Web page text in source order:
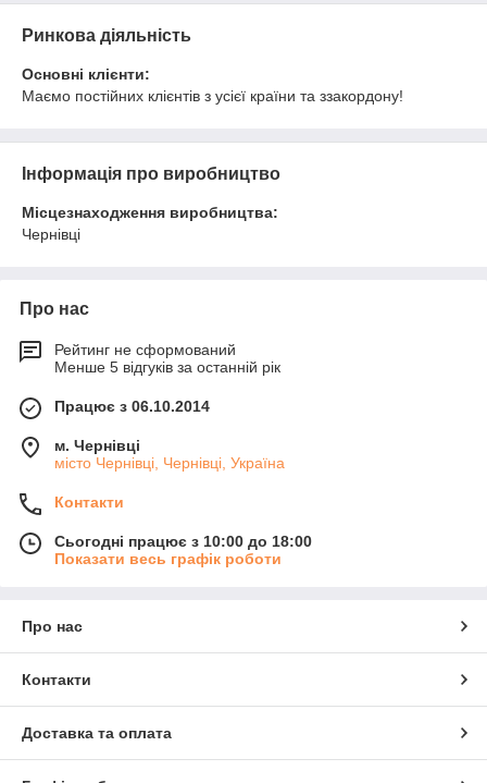
Ринкова діяльність
Основні клієнти:
Маємо постійних клієнтів з усієї країни та ззакордону!
Інформація про виробництво
Місцезнаходження виробництва:
Чернівці
Про нас
Рейтинг не сформований
Менше 5 відгуків за останній рік
Працює з 06.10.2014
м. Чернівці
місто Чернівці, Чернівці, Україна
Контакти
Сьогодні працює з 10:00 до 18:00
Показати весь графік роботи
Про нас
Контакти
Доставка та оплата